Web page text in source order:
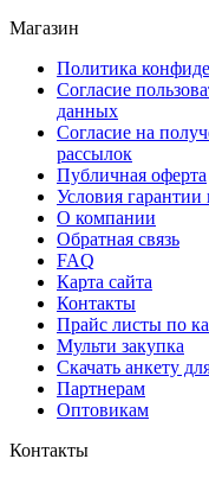
Магазин
Политика
Согласие
данных
Согласие на
рассылок
Публичная оферта
Условия гарантии
О компании
Обратная связь
FAQ
Карта сайта
Контакты
Прайс листы по
Мульти закупка
Скачать анкету
Партнерам
Оптовикам
Контакты